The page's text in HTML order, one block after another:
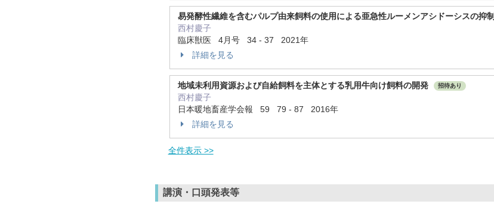
易発酵性繊維を含むパルプ由来飼料の使用による亜急性ルーメンアシドーシスの抑制
西村慶子
臨床獣医 4月号 34 - 37 2021年
詳細を見る
地域未利用資源および自給飼料を主体とする乳用牛向け飼料の開発 招待あり
西村慶子
日本暖地畜産学会報 59 79 - 87 2016年
詳細を見る
全件表示 >>
講演・口頭発表等